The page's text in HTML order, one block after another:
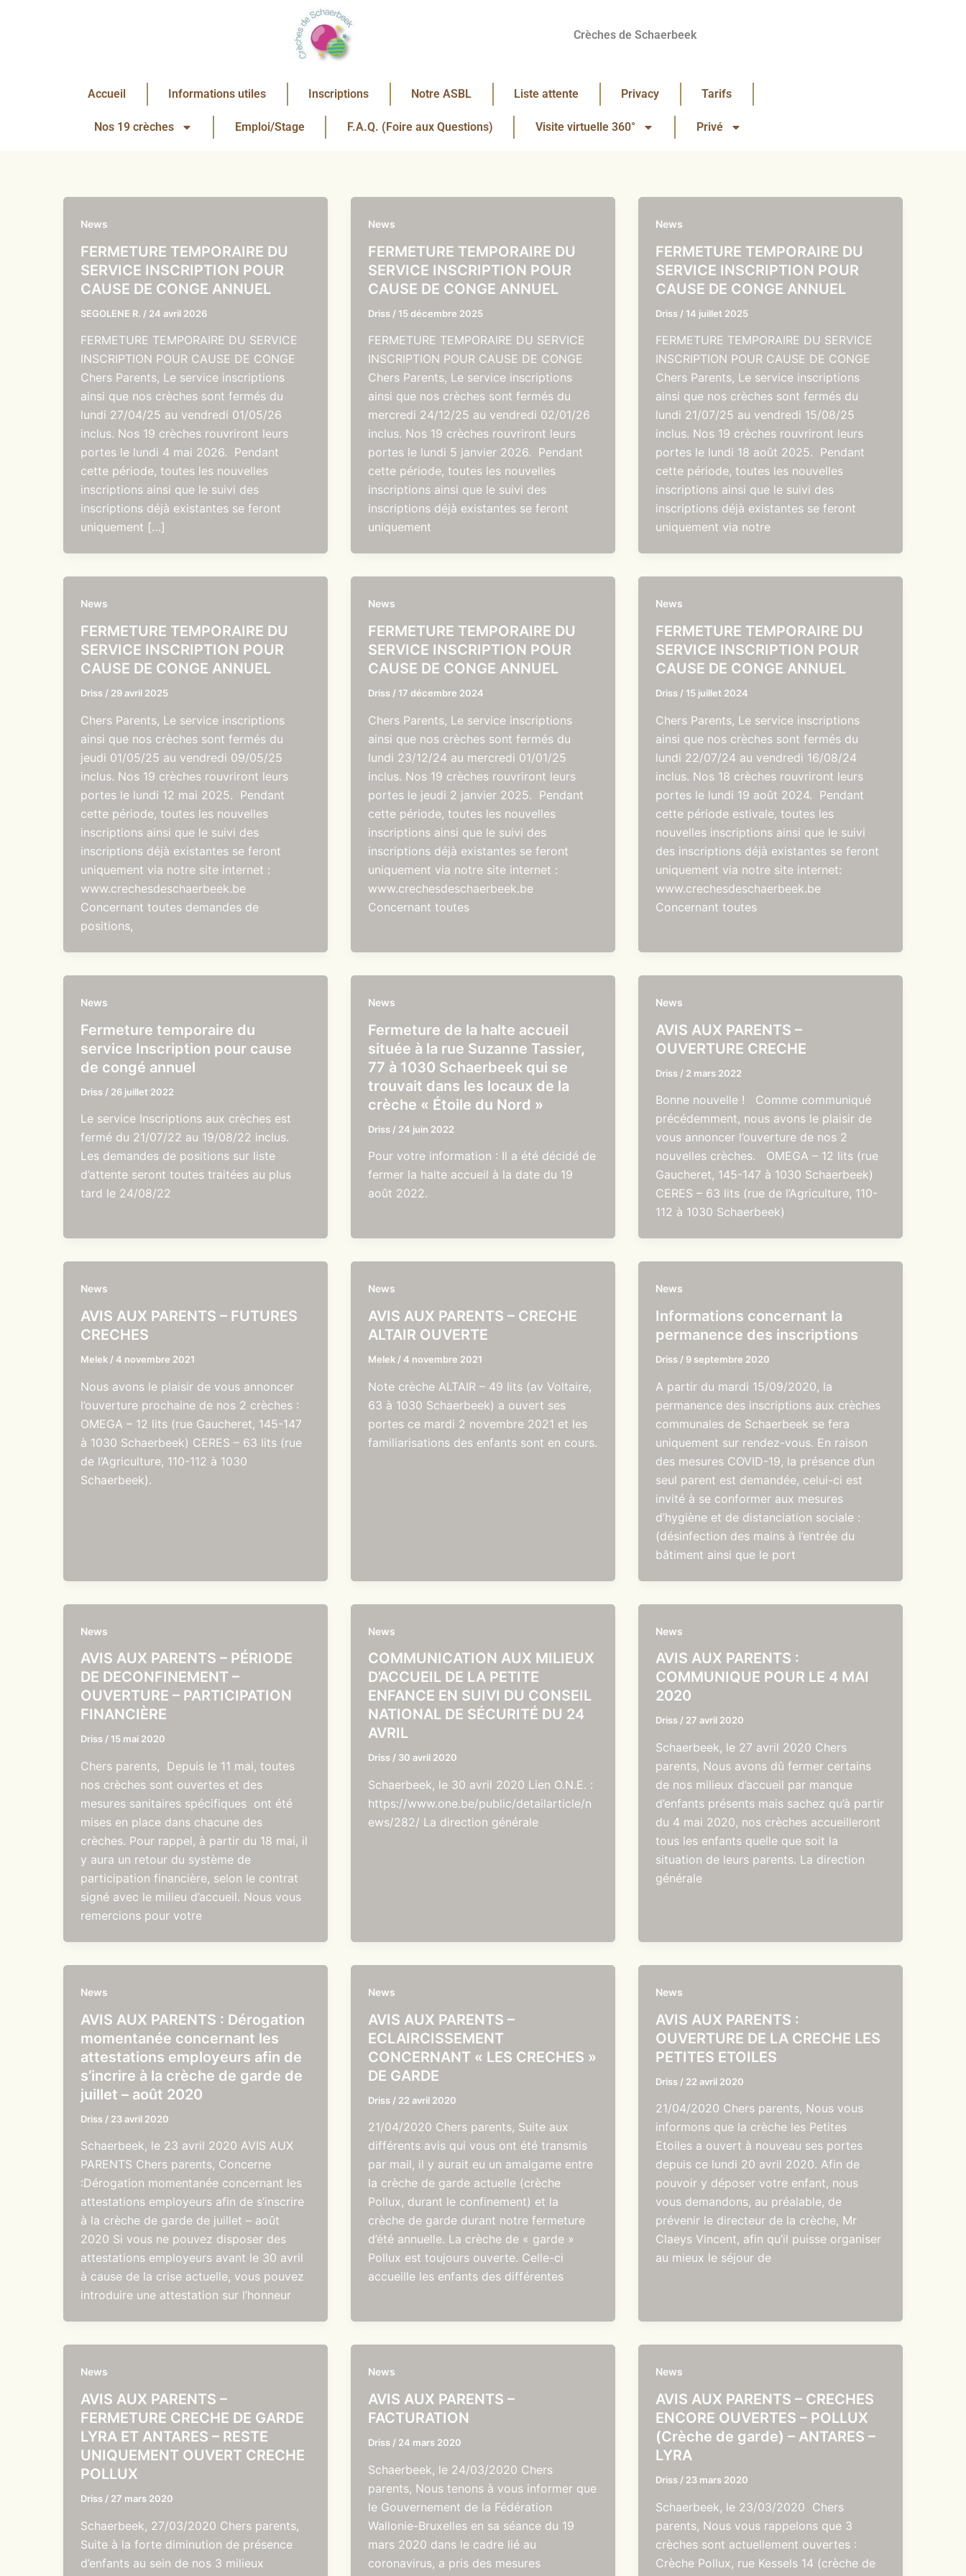
Crèches de Schaerbeek
Accueil Informations utiles Inscriptions Notre ASBL Liste attente Privacy Tarifs
Nos 19 crèches Emploi/Stage F.A.Q. (Foire aux Questions) Visite virtuelle 360° Privé
News
FERMETURE TEMPORAIRE DU
SERVICE INSCRIPTION POUR
CAUSE DE CONGE ANNUEL
SEGOLENE R. / 24 avril 2026
FERMETURE TEMPORAIRE DU SERVICE
INSCRIPTION POUR CAUSE DE CONGE
Chers Parents, Le service inscriptions
ainsi que nos crèches sont fermés du
lundi 27/04/25 au vendredi 01/05/26
inclus. Nos 19 crèches rouvriront leurs
portes le lundi 4 mai 2026. Pendant
cette période, toutes les nouvelles
inscriptions ainsi que le suivi des
inscriptions déjà existantes se feront
uniquement […]
News
FERMETURE TEMPORAIRE DU
SERVICE INSCRIPTION POUR
CAUSE DE CONGE ANNUEL
Driss / 15 décembre 2025
FERMETURE TEMPORAIRE DU SERVICE
INSCRIPTION POUR CAUSE DE CONGE
Chers Parents, Le service inscriptions
ainsi que nos crèches sont fermés du
mercredi 24/12/25 au vendredi 02/01/26
inclus. Nos 19 crèches rouvriront leurs
portes le lundi 5 janvier 2026. Pendant
cette période, toutes les nouvelles
inscriptions ainsi que le suivi des
inscriptions déjà existantes se feront
uniquement
News
FERMETURE TEMPORAIRE DU
SERVICE INSCRIPTION POUR
CAUSE DE CONGE ANNUEL
Driss / 14 juillet 2025
FERMETURE TEMPORAIRE DU SERVICE
INSCRIPTION POUR CAUSE DE CONGE
Chers Parents, Le service inscriptions
ainsi que nos crèches sont fermés du
lundi 21/07/25 au vendredi 15/08/25
inclus. Nos 19 crèches rouvriront leurs
portes le lundi 18 août 2025. Pendant
cette période, toutes les nouvelles
inscriptions ainsi que le suivi des
inscriptions déjà existantes se feront
uniquement via notre
News
FERMETURE TEMPORAIRE DU
SERVICE INSCRIPTION POUR
CAUSE DE CONGE ANNUEL
Driss / 29 avril 2025
Chers Parents, Le service inscriptions
ainsi que nos crèches sont fermés du
jeudi 01/05/25 au vendredi 09/05/25
inclus. Nos 19 crèches rouvriront leurs
portes le lundi 12 mai 2025. Pendant
cette période, toutes les nouvelles
inscriptions ainsi que le suivi des
inscriptions déjà existantes se feront
uniquement via notre site internet :
www.crechesdeschaerbeek.be
Concernant toutes demandes de
positions,
News
FERMETURE TEMPORAIRE DU
SERVICE INSCRIPTION POUR
CAUSE DE CONGE ANNUEL
Driss / 17 décembre 2024
Chers Parents, Le service inscriptions
ainsi que nos crèches sont fermés du
lundi 23/12/24 au mercredi 01/01/25
inclus. Nos 19 crèches rouvriront leurs
portes le jeudi 2 janvier 2025. Pendant
cette période, toutes les nouvelles
inscriptions ainsi que le suivi des
inscriptions déjà existantes se feront
uniquement via notre site internet :
www.crechesdeschaerbeek.be
Concernant toutes
News
FERMETURE TEMPORAIRE DU
SERVICE INSCRIPTION POUR
CAUSE DE CONGE ANNUEL
Driss / 15 juillet 2024
Chers Parents, Le service inscriptions
ainsi que nos crèches sont fermés du
lundi 22/07/24 au vendredi 16/08/24
inclus. Nos 18 crèches rouvriront leurs
portes le lundi 19 août 2024. Pendant
cette période estivale, toutes les
nouvelles inscriptions ainsi que le suivi
des inscriptions déjà existantes se feront
uniquement via notre site internet:
www.crechesdeschaerbeek.be
Concernant toutes
News
Fermeture temporaire du
service Inscription pour cause
de congé annuel
Driss / 26 juillet 2022
Le service Inscriptions aux crèches est
fermé du 21/07/22 au 19/08/22 inclus.
Les demandes de positions sur liste
d’attente seront toutes traitées au plus
tard le 24/08/22
News
Fermeture de la halte accueil
située à la rue Suzanne Tassier,
77 à 1030 Schaerbeek qui se
trouvait dans les locaux de la
crèche « Étoile du Nord »
Driss / 24 juin 2022
Pour votre information : Il a été décidé de
fermer la halte accueil à la date du 19
août 2022.
News
AVIS AUX PARENTS –
OUVERTURE CRECHE
Driss / 2 mars 2022
Bonne nouvelle ! Comme communiqué
précédemment, nous avons le plaisir de
vous annoncer l’ouverture de nos 2
nouvelles crèches. OMEGA – 12 lits (rue
Gaucheret, 145-147 à 1030 Schaerbeek)
CERES – 63 lits (rue de l’Agriculture, 110-
112 à 1030 Schaerbeek)
News
AVIS AUX PARENTS – FUTURES
CRECHES
Melek /4 novembre 2021
Nous avons le plaisir de vous annoncer
l’ouverture prochaine de nos 2 crèches :
OMEGA – 12 lits (rue Gaucheret, 145-147
à 1030 Schaerbeek) CERES – 63 lits (rue
de l’Agriculture, 110-112 à 1030
Schaerbeek).
News
AVIS AUX PARENTS – CRECHE
ALTAIR OUVERTE
Melek /4 novembre 2021
Note crèche ALTAIR – 49 lits (av Voltaire,
63 à 1030 Schaerbeek) a ouvert ses
portes ce mardi 2 novembre 2021 et les
familiarisations des enfants sont en cours.
News
Informations concernant la
permanence des inscriptions
Driss / 9 septembre 2020
A partir du mardi 15/09/2020, la
permanence des inscriptions aux crèches
communales de Schaerbeek se fera
uniquement sur rendez-vous. En raison
des mesures COVID-19, la présence d’un
seul parent est demandée, celui-ci est
invité à se conformer aux mesures
d’hygiène et de distanciation sociale :
(désinfection des mains à l’entrée du
bâtiment ainsi que le port
News
AVIS AUX PARENTS – PÉRIODE
DE DECONFINEMENT –
OUVERTURE – PARTICIPATION
FINANCIÈRE
Driss / 15 mai 2020
Chers parents, Depuis le 11 mai, toutes
nos crèches sont ouvertes et des
mesures sanitaires spécifiques ont été
mises en place dans chacune des
crèches. Pour rappel, à partir du 18 mai, il
y aura un retour du système de
participation financière, selon le contrat
signé avec le milieu d’accueil. Nous vous
remercions pour votre
News
COMMUNICATION AUX MILIEUX
D’ACCUEIL DE LA PETITE
ENFANCE EN SUIVI DU CONSEIL
NATIONAL DE SÉCURITÉ DU 24
AVRIL
Driss / 30 avril 2020
Schaerbeek, le 30 avril 2020 Lien O.N.E. :
https://www.one.be/public/detailarticle/n
ews/282/ La direction générale
News
AVIS AUX PARENTS :
COMMUNIQUE POUR LE 4 MAI
2020
Driss / 27 avril 2020
Schaerbeek, le 27 avril 2020 Chers
parents, Nous avons dû fermer certains
de nos milieux d’accueil par manque
d’enfants présents mais sachez qu’à partir
du 4 mai 2020, nos crèches accueilleront
tous les enfants quelle que soit la
situation de leurs parents. La direction
générale
News
AVIS AUX PARENTS : Dérogation
momentanée concernant les
attestations employeurs afin de
s’incrire à la crèche de garde de
juillet – août 2020
Driss / 23 avril 2020
Schaerbeek, le 23 avril 2020 AVIS AUX
PARENTS Chers parents, Concerne
:Dérogation momentanée concernant les
attestations employeurs afin de s’inscrire
à la crèche de garde de juillet – août
2020 Si vous ne pouvez disposer des
attestations employeurs avant le 30 avril
à cause de la crise actuelle, vous pouvez
introduire une attestation sur l’honneur
News
AVIS AUX PARENTS –
ECLAIRCISSEMENT
CONCERNANT « LES CRECHES »
DE GARDE
Driss / 22 avril 2020
21/04/2020 Chers parents, Suite aux
différents avis qui vous ont été transmis
par mail, il y aurait eu un amalgame entre
la crèche de garde actuelle (crèche
Pollux, durant le confinement) et la
crèche de garde durant notre fermeture
d’été annuelle. La crèche de « garde »
Pollux est toujours ouverte. Celle-ci
accueille les enfants des différentes
News
AVIS AUX PARENTS :
OUVERTURE DE LA CRECHE LES
PETITES ETOILES
Driss / 22 avril 2020
21/04/2020 Chers parents, Nous vous
informons que la crèche les Petites
Etoiles a ouvert à nouveau ses portes
depuis ce lundi 20 avril 2020. Afin de
pouvoir y déposer votre enfant, nous
vous demandons, au préalable, de
prévenir le directeur de la crèche, Mr
Claeys Vincent, afin qu’il puisse organiser
au mieux le séjour de
News
AVIS AUX PARENTS –
FERMETURE CRECHE DE GARDE
LYRA ET ANTARES – RESTE
UNIQUEMENT OUVERT CRECHE
POLLUX
Driss / 27 mars 2020
Schaerbeek, 27/03/2020 Chers parents,
Suite à la forte diminution de présence
d’enfants au sein de nos 3 milieux
News
AVIS AUX PARENTS –
FACTURATION
Driss / 24 mars 2020
Schaerbeek, le 24/03/2020 Chers
parents, Nous tenons à vous informer que
le Gouvernement de la Fédération
Wallonie-Bruxelles en sa séance du 19
mars 2020 dans le cadre lié au
coronavirus, a pris des mesures
News
AVIS AUX PARENTS – CRECHES
ENCORE OUVERTES – POLLUX
(Crèche de garde) – ANTARES –
LYRA
Driss / 23 mars 2020
Schaerbeek, le 23/03/2020 Chers
parents, Nous vous rappelons que 3
crèches sont actuellement ouvertes :
Crèche Pollux, rue Kessels 14 (crèche de